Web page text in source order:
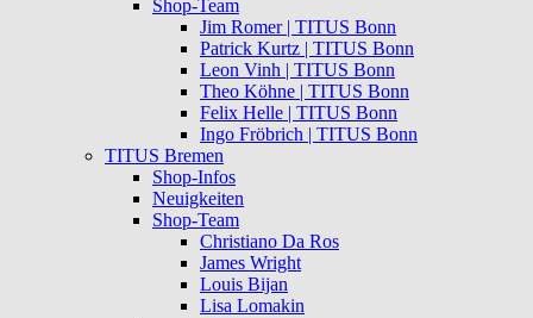
Shop-Team
Jim Romer | TITUS Bonn
Patrick Kurtz | TITUS Bonn
Leon Vinh | TITUS Bonn
Theo Köhne | TITUS Bonn
Felix Helle | TITUS Bonn
Ingo Fröbrich | TITUS Bonn
TITUS Bremen
Shop-Infos
Neuigkeiten
Shop-Team
Christiano Da Ros
James Wright
Louis Bijan
Lisa Lomakin